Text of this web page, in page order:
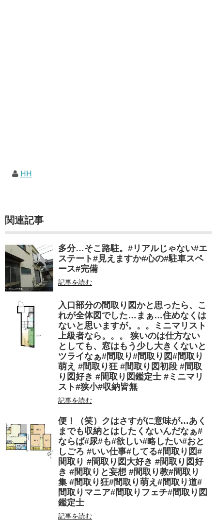
HH
関連記事
多分…そこ路駐。#リアルじゃない#エ
ステート#見えますか#心の#駐車スペ
ース#完備
記事を読む
入口部分の間取り図かと思ったら、こ
れが全体図でした…まぁ…住めなくは
ないと思いますが。。。ミニマリスト
上級者なら。。。 狭いのは仕方ない
としても、窓はもう少し大きくないと
ツライなぁ#間取り#間取り図#間取り
萌え #間取り狂 #間取り図初段 #間取
り図好き #間取り図鑑定士 #ミニマリ
スト#狭小#収納皆無
記事を読む
便！（笑）クはさすがに意味が…あく
までも収納とはしたくないんだなぁ#
ならば#尿#も#欲しい#略したい#おと
しごろ #いい仕事#してる#間取り図#
間取り #間取り図大好き #間取り図好
き #間取りと妄想 #間取り教#間取り
集 #間取り狂#間取り萌え#間取り道#
間取りマニア#間取りフェチ#間取り図
鑑定士
記事を読む